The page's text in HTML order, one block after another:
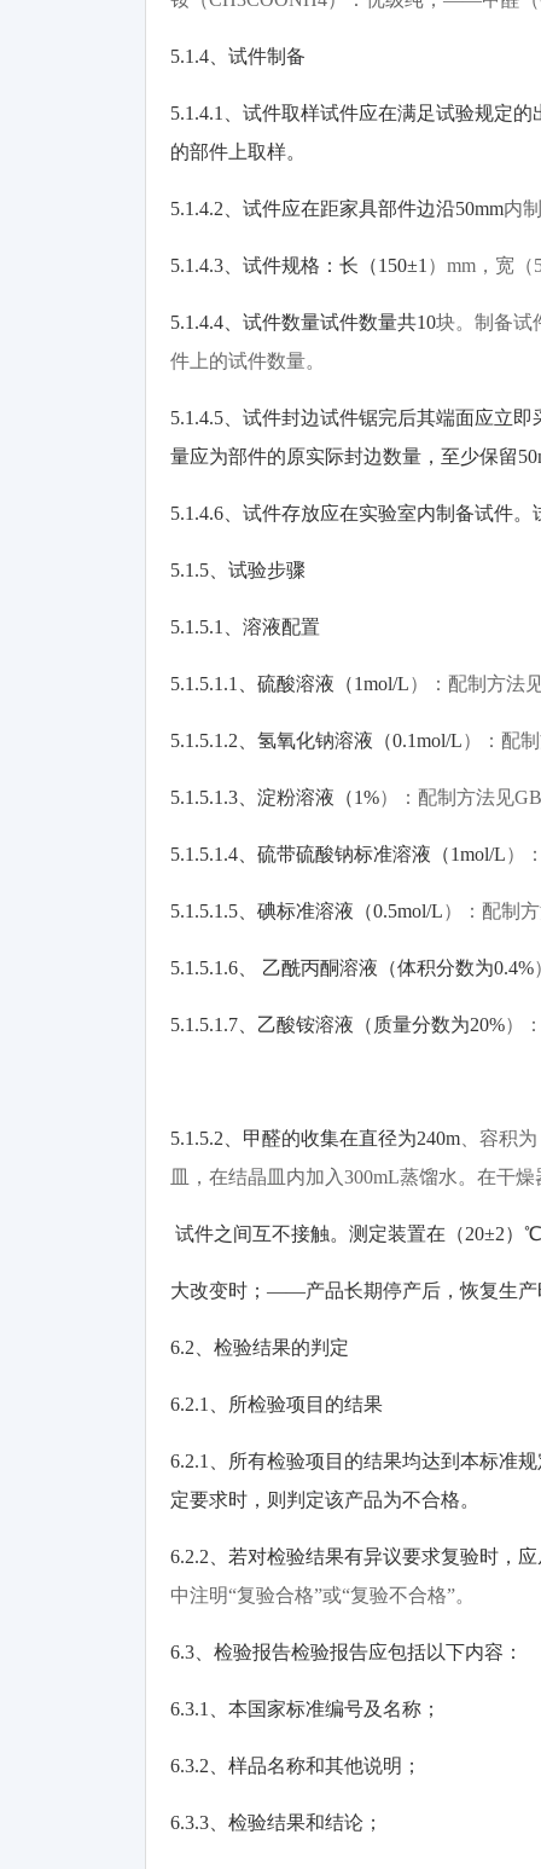
5.1.4 、试件制备
5.1.4.1
、试件取样试件应在满足试验规定
的部件上取样。
5.1.4.2 、试件应在距家具部件边沿50mm内
5.1.4.3 、试件规格：长（150±1 ） mm ，宽（
5.1.4.4 、试件数量试件数量共10块。制备试
件上的试件数量。
5.1.4.5 、试件封边试件锯完后其端面应立即
量应为部件的原实际封边数量，至少保留
5.1.4.6 、试件存放应在实验室内制备试件
5.1.5 、试验步骤
5.1.5.1 、溶液配置
5.1.5.1.1 、硫酸溶液（1mol/L）：配制方法
5.1.5.1.2 、氢氧化钠溶液（0.1mol/L）：配
5.1.5.1.3 、淀粉溶液（1%）：配制方法见
5.1.5.1.4 、硫带硫酸钠标准溶液（1mol/L）
5.1.5.1.5 、碘标准溶液（0.5mol/L）：配制
5.1.5.1.6 、 乙酰丙酮溶液（体积分数为0.4%
5.1.5.1.7 、乙酸铵溶液（质量分数为20%）
5.1.5.2 、甲醛的收集在直径为240m 、容积
皿，在结晶皿内加入300mL蒸馏水。在干
试件之间互不接触。测定装置在（20±2）℃
大改变时； ——产品长期停产后，恢复生产
6.2 、检验结果的判定
6.2.1 、所检验项目的结果
6.2.1
、所有检验项目的结果均达到本标准
定要求时，则判定该产品为不合格。
6.2.2 、若对检验结果有异议要求复验时，
中注明“复验合格”或“复验不合格”。
6.3 、检验报告检验报告应包括以下内容：
6.3.1 、本国家标准编号及名称；
6.3.2 、样品名称和其他说明；
6.3.3 、检验结果和结论；